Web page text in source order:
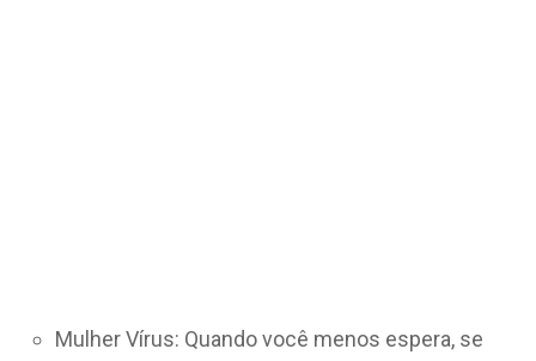
Mulher Vírus: Quando você menos espera, se